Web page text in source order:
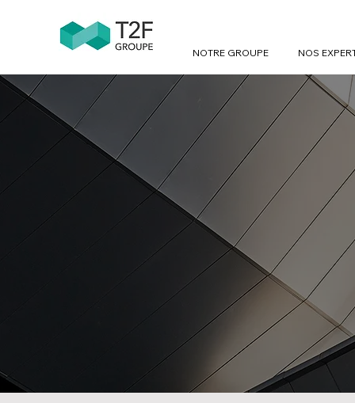
NOTRE GROUPE NOS